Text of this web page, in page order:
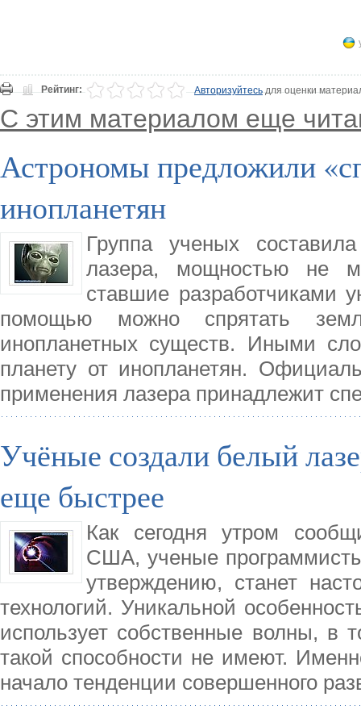
Рейтинг: Авторизуйтесьдля оценки
С этим материалом еще
Астрономы предложили
инопланетян
Группа ученых
лазера, мощностью не
ставшие разработчиками
помощью можно спрятать
инопланетных существ. Иными
планету от инопланетян.
применения лазера принадлежит
Учёные создали белый
еще быстрее
Как сегодня утром
США, ученые
утверждению, станет
технологий. Уникальной
использует собственные волны, в
такой способности не имеют.
начало тенденции совершенного